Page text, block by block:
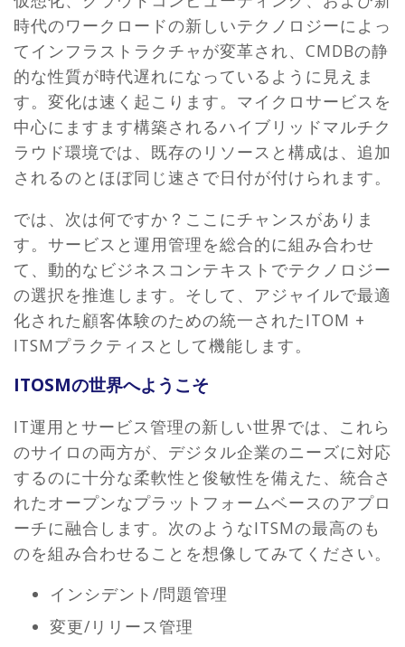
時代のワークロードの新しいテクノロジーによっ
てインフラストラクチャが変革され、CMDBの静
的な性質が時代遅れになっているように見えま
す。変化は速く起こります。マイクロサービスを
中心にますます構築されるハイブリッドマルチク
ラウド環境では、既存のリソースと構成は、追加
されるのとほぼ同じ速さで日付が付けられます。
では、次は何ですか？ここにチャンスがありま
す。サービスと運用管理を総合的に組み合わせ
て、動的なビジネスコンテキストでテクノロジー
の選択を推進します。そして、アジャイルで最適
化された顧客体験のための統一されたITOM +
ITSMプラクティスとして機能します。
ITOSMの世界へようこそ
IT運用とサービス管理の新しい世界では、これら
のサイロの両方が、デジタル企業のニーズに対応
するのに十分な柔軟性と俊敏性を備えた、統合さ
れたオープンなプラットフォームベースのアプロ
ーチに融合します。次のようなITSMの最高のも
のを組み合わせることを想像してみてください。
インシデント/問題管理
変更/リリース管理